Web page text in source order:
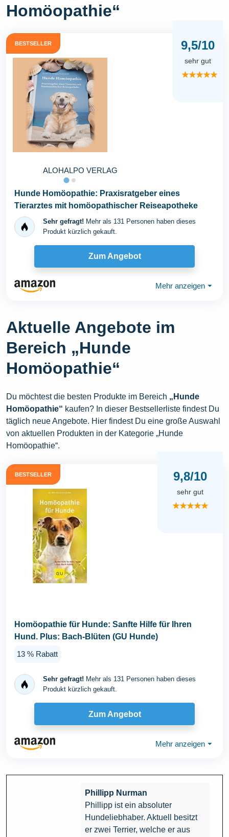
Homöopathie“
BESTSELLER
ALOHALPO VERLAG
9,5/10
sehr gut
★★★★★
Hunde Homöopathie: Praxisratgeber eines
Tierarztes mit homöopathischer Reiseapotheke
Sehr gefragt! Mehr als 131 Personen haben dieses
Produkt kürzlich gekauft.
Zum Angebot
Mehr anzeigen ⏷
Aktuelle Angebote im
Bereich „Hunde
Homöopathie“
Du möchtest die besten Produkte im Bereich „Hunde
Homöopathie“ kaufen? In dieser Bestsellerliste findest Du
täglich neue Angebote. Hier findest Du eine große Auswahl
von aktuellen Produkten in der Kategorie „Hunde
Homöopathie“.
BESTSELLER 9,8/10
sehr gut
★★★★★
Homöopathie für Hunde: Sanfte Hilfe für Ihren
Hund. Plus: Bach-Blüten (GU Hunde)
13 % Rabatt
Sehr gefragt! Mehr als 131 Personen haben dieses
Produkt kürzlich gekauft.
Zum Angebot
Mehr anzeigen ⏷
Phillipp Nurman
Phillipp ist ein absoluter
Hundeliebhaber. Aktuell besitzt
er zwei Terrier, welche er aus